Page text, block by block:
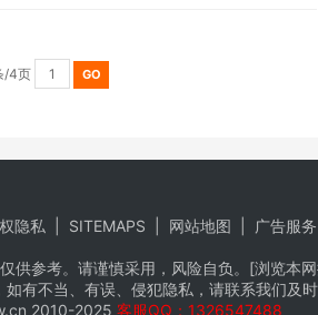
/4页
隐私 SITEMAPS 网站地图 广告服务
供参考。请谨慎采用，风险自负。[浏览本
有不当、有误、侵犯隐私，请联系我们及
2010-2025 客服QQ：1326547488